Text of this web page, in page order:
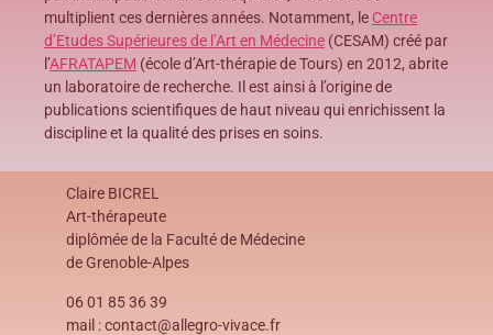
multiplient ces dernières années. Notamment, le Centre
d’Etudes Supérieures de l’Art en Médecine (CESAM) créé par
l’AFRATAPEM (école d’Art-thérapie de Tours) en 2012, abrite
un laboratoire de recherche. Il est ainsi à l’origine de
publications scientifiques de haut niveau qui enrichissent la
discipline et la qualité des prises en soins.
Claire BICREL
Art-thérapeute
diplômée de la Faculté de Médecine
de Grenoble-Alpes
06 01 85 36 39
mail : contact@allegro-vivace.fr